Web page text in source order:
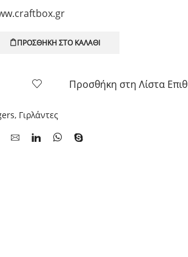
ΠΡΟΣΘΉΚΗ ΣΤΟ ΚΑΛΆΘΙ
Προσθήκη στη Λίστα
, Γιρλάντες